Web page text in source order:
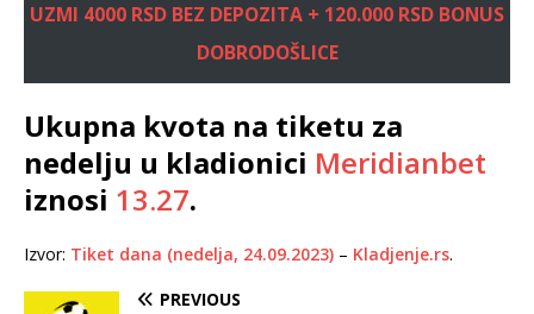
UZMI 4000 RSD BEZ DEPOZITA + 120.000 RSD BONUS
DOBRODOŠLICE
Ukupna kvota na tiketu za
nedelju u kladionici Meridianbet
iznosi 13.27.
Izvor: Tiket dana (nedelja, 24.09.2023) – Kladjenje.rs.
PREVIOUS